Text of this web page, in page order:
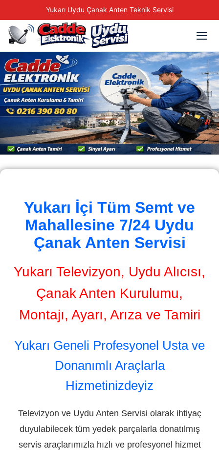
Yukarı Uydu Çanak Anten Teknik Servisi
Yukarı İçi Tüm Semt ve
Mahallesine 7/24 Uydu
Çanak Anten Servisi
Yukarı Televizyon, Uydu Alıcısı,
Çanak Anten Kurulumu,
Montajı, Ayarı, Arıza ve Tamiri
Yukarı Geneli Profesyonel Usta ve
Donanımlı Araçlarla
Hizmetinizdeyiz
Televizyon ve Uydu Anten Servisi olarak ihtiyaç
duyulabilecek tüm yedek parçalarla donatılmış
servis araçlarımızla hızlı ve profesyonel hizmet